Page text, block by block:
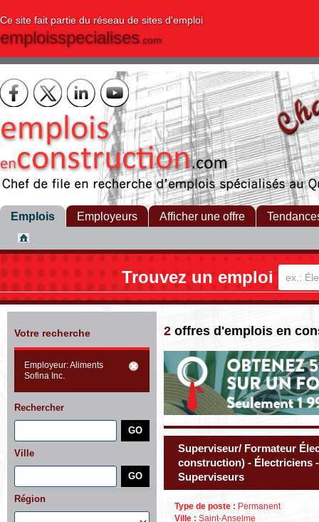
Ce site fait partie du réseau de sites d'emploi
emploisspecialises.com
Emplois Employeurs Afficher une offre
Trouvez un emploi
Votre recherche
Employeur: Aliments
Sofina Inc.
Rechercher
Ville
Région
2 offres d'emplois en
Superviseur/ Formateur
construction) - Électriciens
Superviseurs
Type de poste : Permanent
Ville : Saint-Anselme